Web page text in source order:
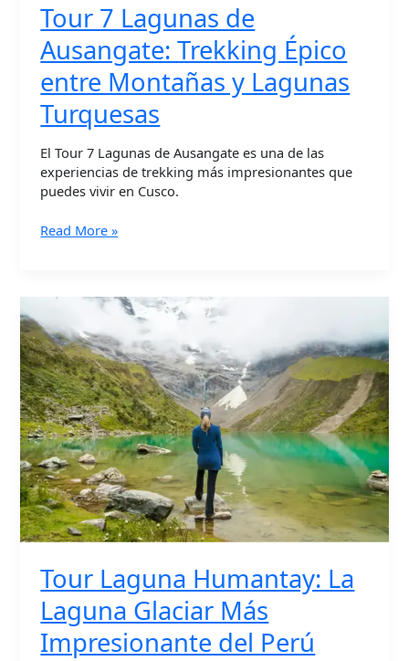
Tour 7 Lagunas de
Ausangate: Trekking Épico
entre Montañas y Lagunas
Turquesas
El Tour 7 Lagunas de Ausangate es una de las
experiencias de trekking más impresionantes que
puedes vivir en Cusco.
Read More »
Tour Laguna Humantay: La
Laguna Glaciar Más
Impresionante del Perú
Laguna
Humantay:
La
Laguna
Glaciar
Más
Impresionante
del
Perú